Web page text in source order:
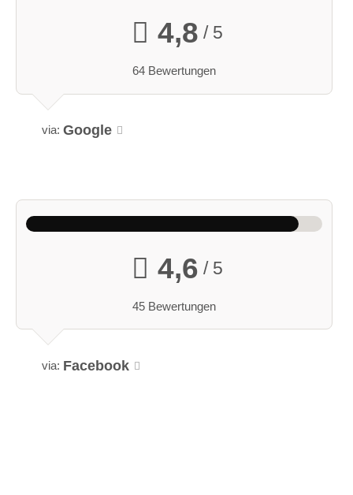
4,8 / 5
64 Bewertungen
via: Google
4,6 / 5
45 Bewertungen
via: Facebook